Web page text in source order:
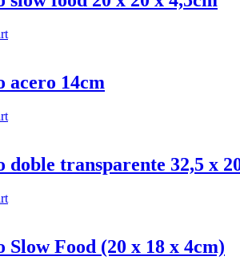
acero 14cm
doble transparente 32,5 x
Slow Food (20 x 18 x 4cm)